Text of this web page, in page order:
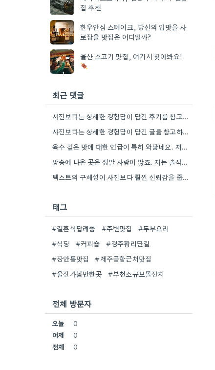
집 추천
한우안심 스테이크, 당신의 입맛을 사
로잡을 맛집은 어디일까?
울산 소고기 맛집, 여기서 찾아봐요!
최근 댓글
사진보다는 상세한 경험담이 담긴 후기를 참고하는 게 정말 공감되네요. 특히 어떤 점이 좋았고 아쉬웠는지 구체적으로…
사진보다는 상세한 경험담이 담긴 글을 참고하는 게 좋더라고요. 영화 상영회 경험이 기억에 남는다는 점이 흥미롭네요.
육수 깊은 맛에 대한 언급이 특히 와닿네요. 저도 음식을 먹을 때 육수의 깊은 맛을 중요하게…
방송에 나온 곳은 정말 사람이 많죠. 저는 솔직히 메뉴 자체의 품질이 더 중요하다고 생각해요.
텍스트의 구체성이 사진보다 훨씬 신뢰감을 줍니다. 특히 사장님이 직접 요리하는 곳을 찾는 게 좋은 전략인…
태그
#결혼식답례품 #주변맛집
#두부요리
#식당
#커피숍
#경주황리단길
#장안동맛집
#제주공항근처맛집
#울진가볼만한곳
#부천소규모돌잔치
전체 방문자
오늘
0
어제
0
전체
0